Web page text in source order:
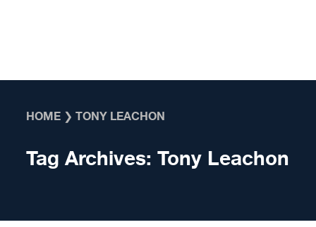
HOME ❯TONY LEACHON
Tag Archives:Tony Leachon